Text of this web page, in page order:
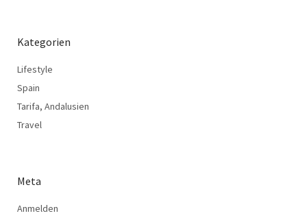
Kategorien
Lifestyle
Spain
Tarifa, Andalusien
Travel
Meta
Anmelden